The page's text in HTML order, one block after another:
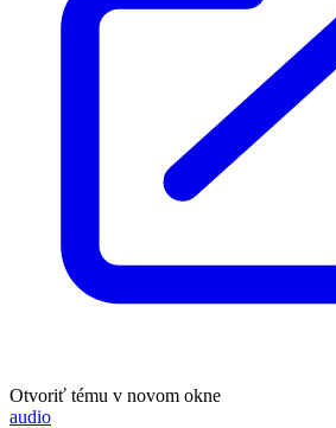
Otvoriť tému v novom okne
audio